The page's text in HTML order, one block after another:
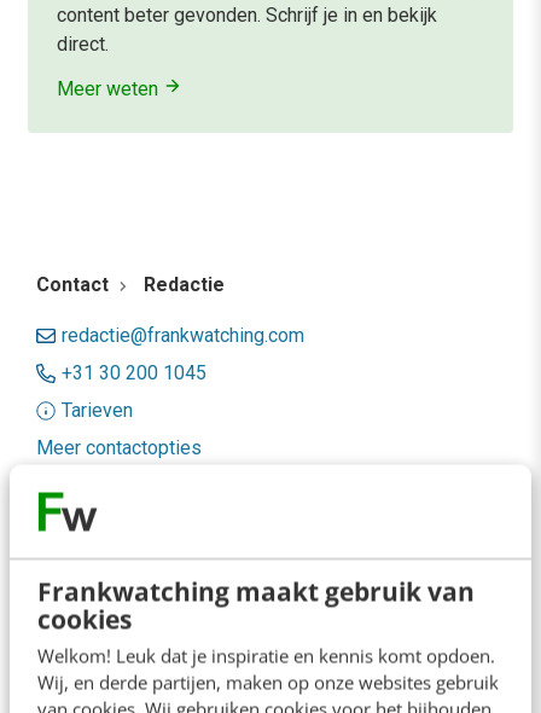
Frankwatching maakt gebruik van
cookies
Welkom! Leuk dat je inspiratie en kennis komt opdoen.
Wij, en derde partijen, maken op onze websites gebruik
content beter gevonden. Schrijf je in en bekijk
direct.
Meer weten
Contact Redactie
redactie@frankwatching.com
+31 30 200 1045
Tarieven
Meer contactopties
Frankwatching
Adverteren
Contact
Nieuwsbrieven